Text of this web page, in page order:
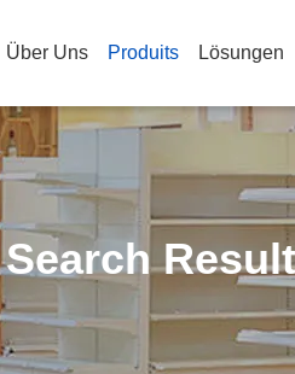
Über Uns Produits Lösungen
Search Result